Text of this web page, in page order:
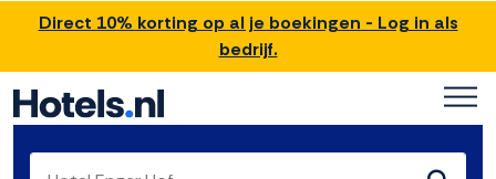
Direct 10% korting op al je boekingen - Log in als
bedrijf.